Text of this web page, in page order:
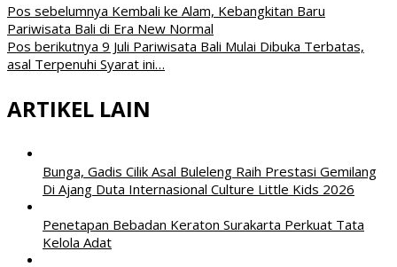
Pos sebelumnya Kembali ke Alam, Kebangkitan Baru
Pariwisata Bali di Era New Normal
Pos berikutnya 9 Juli Pariwisata Bali Mulai Dibuka Terbatas,
asal Terpenuhi Syarat ini…
ARTIKEL LAIN
Bunga, Gadis Cilik Asal Buleleng Raih Prestasi Gemilang
Di Ajang Duta Internasional Culture Little Kids 2026
Penetapan Bebadan Keraton Surakarta Perkuat Tata
Kelola Adat